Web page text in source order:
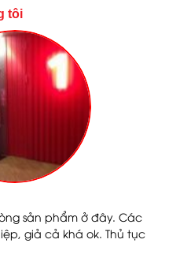
tôi
sản phẩm ở đây. Các
giả cả khá ok. Thủ tục